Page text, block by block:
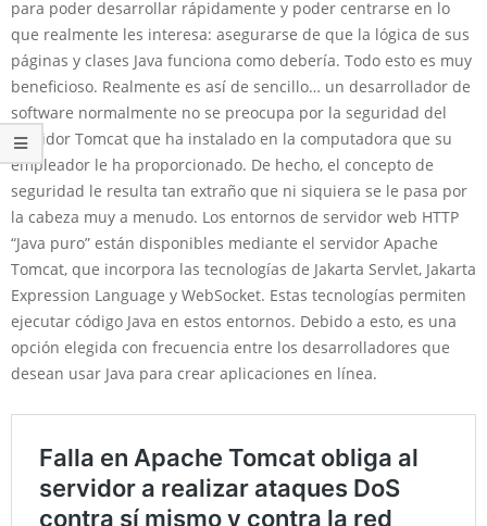
para poder desarrollar rápidamente y poder centrarse en lo
que realmente les interesa: asegurarse de que la lógica de sus
páginas y clases Java funciona como debería. Todo esto es muy
beneficioso. Realmente es así de sencillo… un desarrollador de
software normalmente no se preocupa por la seguridad del
servidor Tomcat que ha instalado en la computadora que su
empleador le ha proporcionado. De hecho, el concepto de
seguridad le resulta tan extraño que ni siquiera se le pasa por
la cabeza muy a menudo. Los entornos de servidor web HTTP
“Java puro” están disponibles mediante el servidor Apache
Tomcat, que incorpora las tecnologías de Jakarta Servlet, Jakarta
Expression Language y WebSocket. Estas tecnologías permiten
ejecutar código Java en estos entornos. Debido a esto, es una
opción elegida con frecuencia entre los desarrolladores que
desean usar Java para crear aplicaciones en línea.